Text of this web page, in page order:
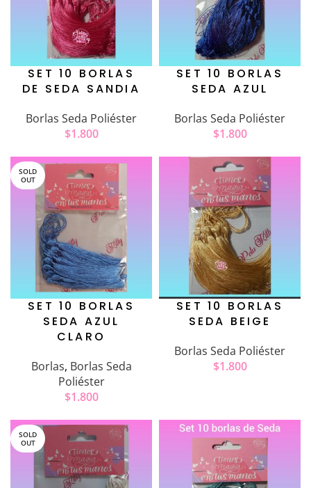
SET 10 BORLAS
DE SEDA SANDIA
Borlas Seda Poliéster
$1.800
SET 10 BORLAS
SEDA AZUL
Borlas Seda Poliéster
$1.800
SOLD
OUT
SET 10 BORLAS
SEDA AZUL
CLARO
Borlas, Borlas Seda
Poliéster
$1.800
SET 10 BORLAS
SEDA BEIGE
Borlas Seda Poliéster
$1.800
SOLD
OUT